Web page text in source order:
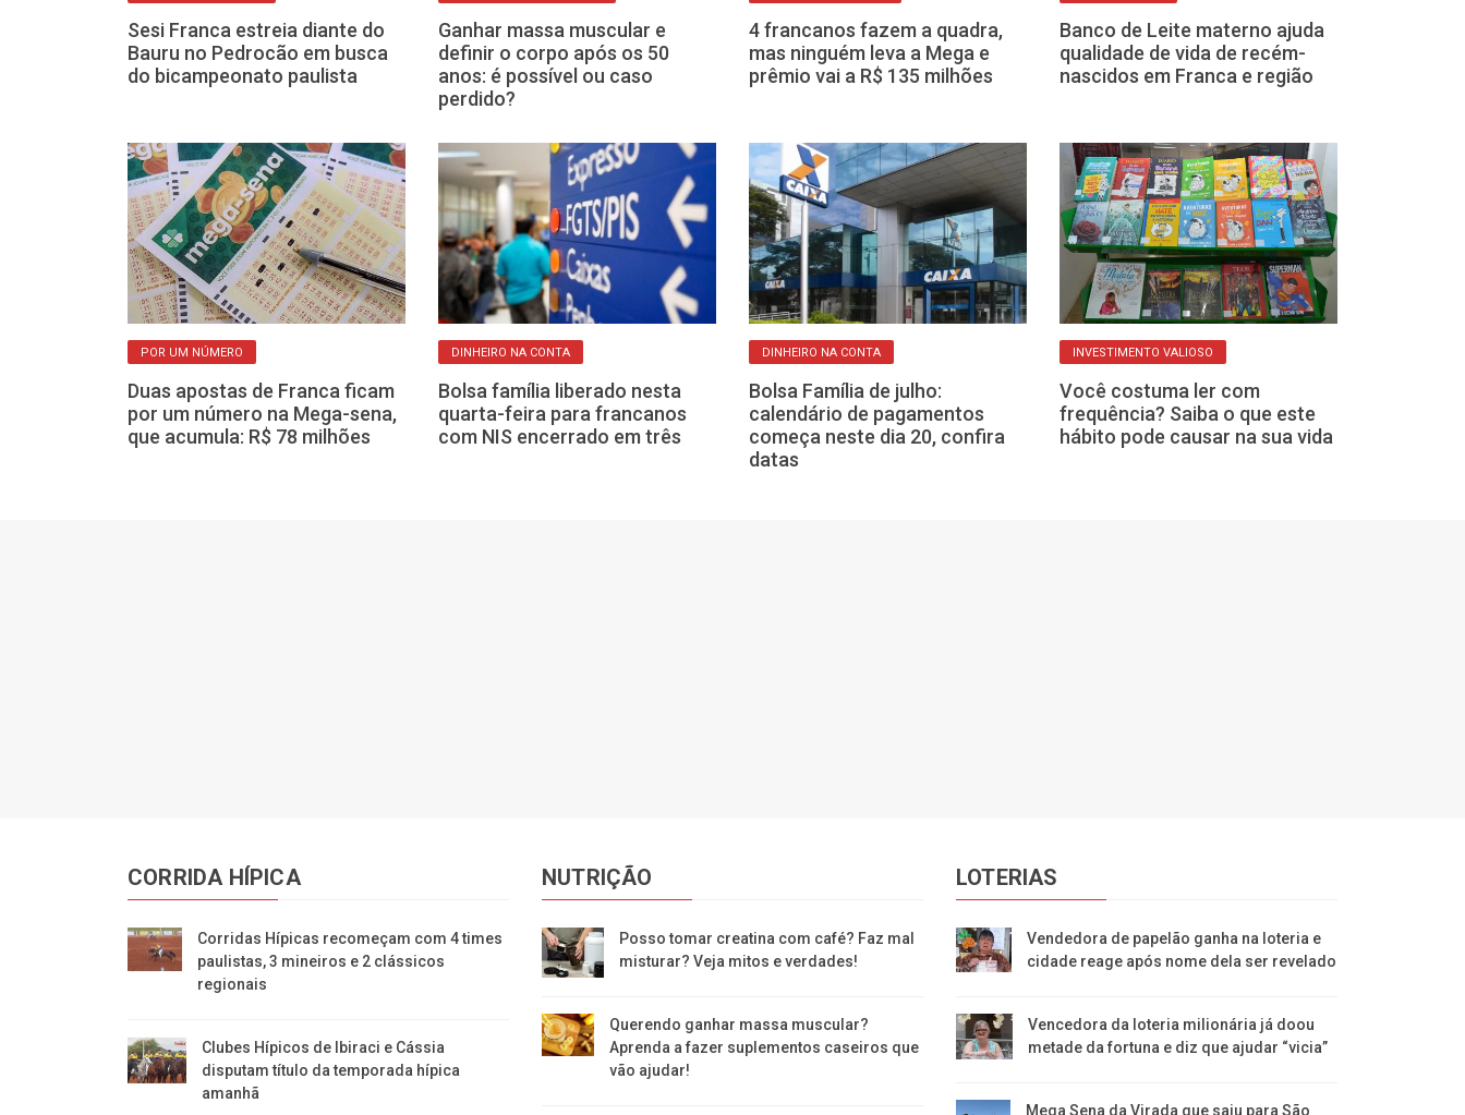
Sesi Franca estreia diante do
Bauru no Pedrocão em busca
do bicampeonato paulista
Ganhar massa muscular e
definir o corpo após os 50
anos: é possível ou caso
perdido?
4 francanos fazem a quadra,
mas ninguém leva a Mega e
prêmio vai a R$ 135 milhões
Banco de Leite materno ajuda
qualidade de vida de recém-
nascidos em Franca e região
POR UM NÚMERO
Duas apostas de Franca ficam
por um número na Mega-sena,
que acumula: R$ 78 milhões
DINHEIRO NA CONTA
Bolsa família liberado nesta
quarta-feira para francanos
com NIS encerrado em três
DINHEIRO NA CONTA
Bolsa Família de julho:
calendário de pagamentos
começa neste dia 20, confira
datas
INVESTIMENTO VALIOSO
Você costuma ler com
frequência? Saiba o que este
hábito pode causar na sua vida
CORRIDA HÍPICA
Corridas Hípicas recomeçam com 4 times
paulistas, 3 mineiros e 2 clássicos
regionais
Clubes Hípicos de Ibiraci e Cássia
disputam título da temporada hípica
amanhã
NUTRIÇÃO
Posso tomar creatina com café? Faz mal
misturar? Veja mitos e verdades!
Querendo ganhar massa muscular?
Aprenda a fazer suplementos caseiros que
vão ajudar!
LOTERIAS
Vendedora de papelão ganha na loteria e
cidade reage após nome dela ser revelado
Vencedora da loteria milionária já doou
metade da fortuna e diz que ajudar “vicia”
Mega Sena da Virada que saiu para São